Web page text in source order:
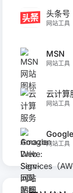
头条号
网站工具
MSN
网站工具
云计
网站工具
网站工具